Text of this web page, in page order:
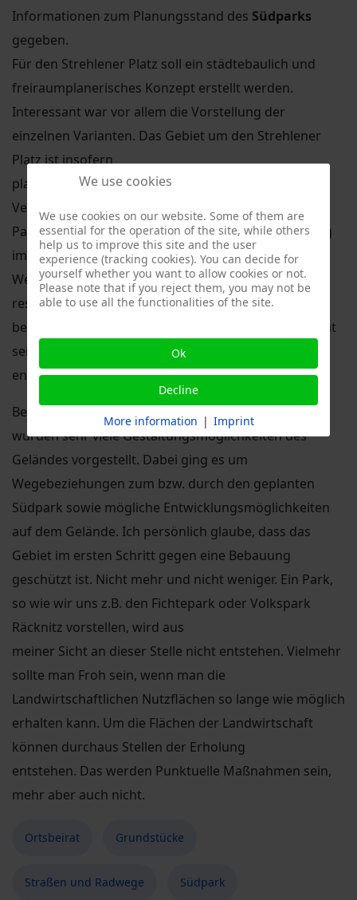
Informationen zum Planungsstand des Südparks
gegeben.
Für den Strehlener Platz soll ein städtebaulich und
freiraumplanerisches Konzept erstellt werden.
Interessant war vor allem die Vorstellung der
einzelnen Varianten. Das Gebiet um den Strehlener
Platz ist insofern
planerisch Anspruchsvoll, da hier Aspekte der
Verkehrsführung bzw. -Planung, der
Parkplatzsituation, sowie der Möglichen Entwicklung
im Bereich des Wohnungsbaus bzw. der
Weiterentwicklung von Büro- und Gewerbeflächen
respektive der Universitären und uninahen Nutzung
berücksichtigt werden müssen. Wir können gespannt
sein, wie sich das Gebiet in den nächsten Jahren
entwickelt.
Bei der Vorstellung der Entwicklung des Südparks
wurden sehr viele Gestaltungsmöglichkeiten des
Geländes vorgestellt. Dabei ging es um
Wegebeziehungen zum bzw. durch den geplanten
Südpark sowie mögliche Entwicklungsmöglichkeiten
auf dem Gelände. Ich persönlich glaube, dass das
Gebiet im ersten Schritt gegen eine Bebauung
geschützt ist. Nicht mehr und nicht weniger. Ein Park,
so wie wir uns z.B. den Fichtepark oder Volkspark
Räcknitz vorstellen, wird aus
meiner Sicht an dieser Stelle nicht entstehen. Vielmehr
sollte man Froh sein, wenn man die
Landwirtschaftlichen Nutzflächen so lange wie möglich
erhalten kann. Um die Flächen der Landwirtschaft
können durchaus Stellen der Erholung
entstehen. Das werden Punktuelle Maßnahmen sein,
mehr aber auch nicht.
Ortsbeirat Grundstücke
Straßen und Radwege Südpark
We use cookies
We use cookies on our website. Some of them are
essential for the operation of the site, while others
help us to improve this site and the user
experience (tracking cookies). You can decide for
yourself whether you want to allow cookies or not.
Please note that if you reject them, you may not be
able to use all the functionalities of the site.
Ok
Decline
More information | Imprint